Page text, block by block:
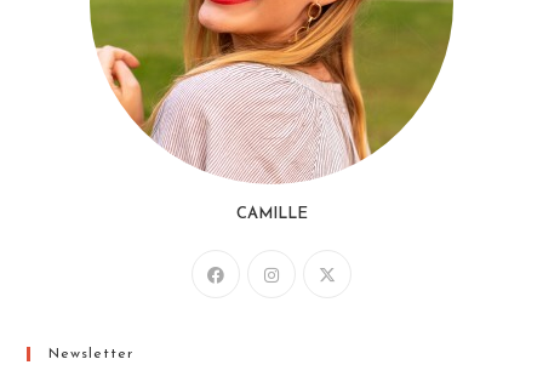
CAMILLE
Newsletter